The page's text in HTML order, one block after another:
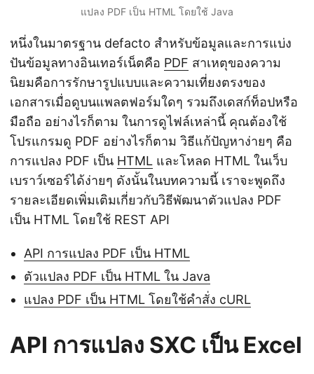
แปลง PDF เป็น HTML โดยใช้ Java
หนึ่งในมาตรฐาน defacto สำหรับข้อมูลและการแบ่ง
ปันข้อมูลทางอินเทอร์เน็ตคือ PDF สาเหตุของความ
นิยมคือการรักษารูปแบบและความเที่ยงตรงของ
เอกสารเมื่อดูบนแพลตฟอร์มใดๆ รวมถึงเดสก์ท็อปหรือ
มือถือ อย่างไรก็ตาม ในการดูไฟล์เหล่านี้ คุณต้องใช้
โปรแกรมดู PDF อย่างไรก็ตาม วิธีแก้ปัญหาง่ายๆ คือ
การแปลง PDF เป็น HTML และโหลด HTML ในเว็บ
เบราว์เซอร์ได้ง่ายๆ ดังนั้นในบทความนี้ เราจะพูดถึง
รายละเอียดเพิ่มเติมเกี่ยวกับวิธีพัฒนาตัวแปลง PDF
เป็น HTML โดยใช้ REST API
API การแปลง PDF เป็น HTML
ตัวแปลง PDF เป็น HTML ใน Java
แปลง PDF เป็น HTML โดยใช้คำสั่ง cURL
API การแปลง SXC เป็น Excel